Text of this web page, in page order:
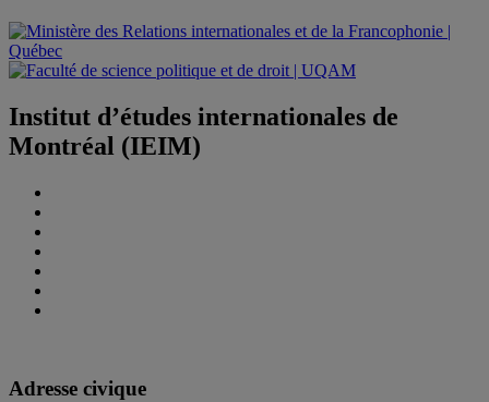
Institut d’études internationales de
Montréal (IEIM)
Adresse civique